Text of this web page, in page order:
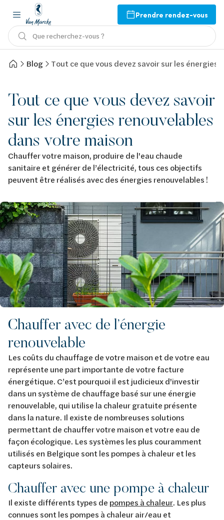
Prendre rendez-vous
Que recherchez-vous ?
Blog Tout ce que vous devez savoir sur les énergies
Tout ce que vous devez savoir
sur les énergies renouvelables
dans votre maison
Chauffer votre maison, produire de l'eau chaude
sanitaire et générer de l’électricité, tous ces objectifs
peuvent être réalisés avec des énergies renouvelables !
Afbeelding
Chauffer avec de l’énergie
renouvelable
Les coûts du chauffage de votre maison et de votre eau
représente une part importante de votre facture
énergétique. C’est pourquoi il est judicieux d'investir
dans un système de chauffage basé sur une énergie
renouvelable, qui utilise la chaleur gratuite présente
dans la nature. Il existe de nombreuses solutions
permettant de chauffer votre maison et votre eau de
façon écologique. Les systèmes les plus couramment
utilisés en Belgique sont les pompes à chaleur et les
capteurs solaires.
Chauffer avec une pompe à chaleur
Il existe différents types de pompes à chaleur. Les plus
connues sont les pompes à chaleur air/eau et